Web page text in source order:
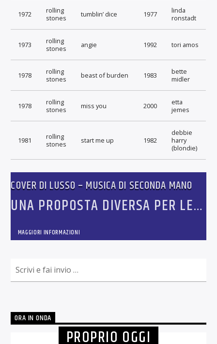
1972
rolling
stones
tumblin’ dice 1977
linda
ronstadt
1973
rolling
stones
angie 1992 tori amos
1978
rolling
stones
beast of burden 1983
bette
midler
1978
rolling
stones
miss you 2000
etta
jemes
1981
rolling
stones
start me up 1982
debbie
harry
(blondie)
COVER DI LUSSO – MUSICA DI SECONDA MANO
UNA PROPOSTA DIVERSA PER LE
MAGGIORI INFORMAZIONI
ORA IN ONDA
PROPRIO OGGI